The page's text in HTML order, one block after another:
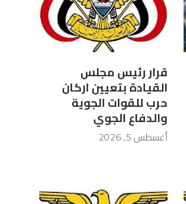
قرار رئيس مجلس
القيادة بتعيين اركان
حرب للقوات الجوية
والدفاع الجوي
أغسطس 5, 2026